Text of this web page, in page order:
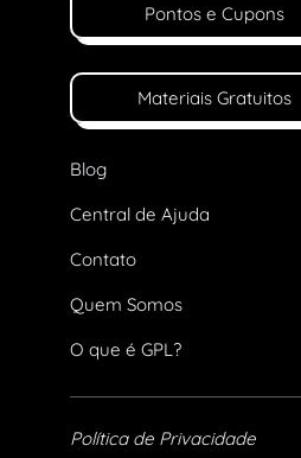
Pontos e Cupons
Materiais Gratuitos
Blog
Central de Ajuda
Contato
Quem Somos
O que é GPL?
Política de Privacidade